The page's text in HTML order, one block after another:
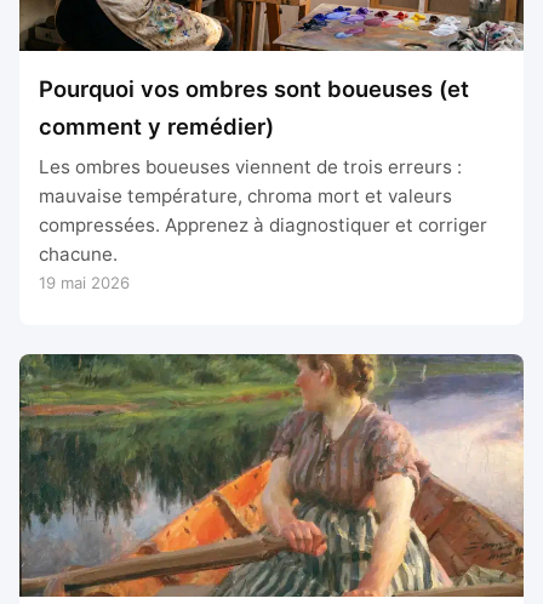
Pourquoi vos ombres sont boueuses (et
comment y remédier)
Les ombres boueuses viennent de trois erreurs :
mauvaise température, chroma mort et valeurs
compressées. Apprenez à diagnostiquer et corriger
chacune.
19 mai 2026